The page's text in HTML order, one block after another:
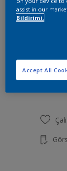
Miktar
assist in our
Bildirimi.
Accept All